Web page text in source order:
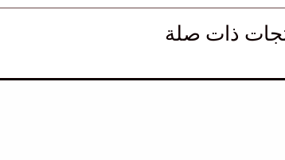
ذات صلة